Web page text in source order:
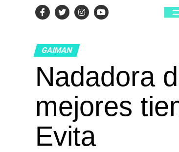
GAIMAN
Nadadora
mejores
Evita